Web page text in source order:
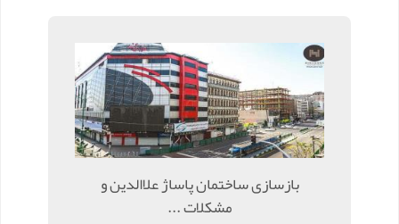
بازسازی ساختمان پاساژ علاالدین و
مشکلات ...